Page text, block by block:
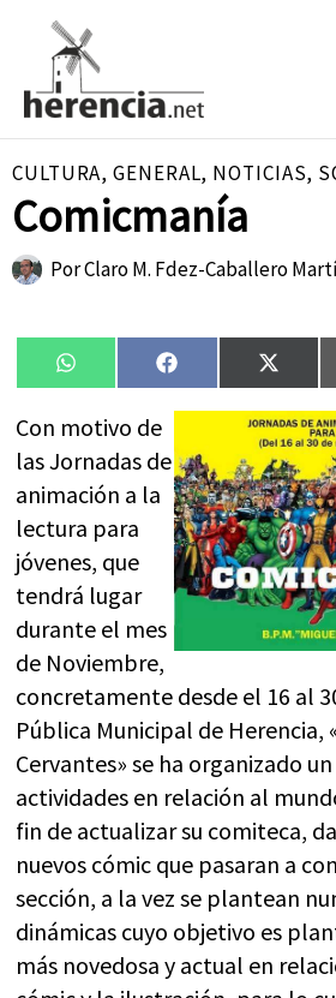
contenido
CULTURA,GENERAL, NOTICIAS,
Comicmanía
PorClaro M. Fdez-Caballero
Compartir
en
WhatsAppCompartir
en
Facebook
en
X
Con motivo de
las Jornadas de
animación a la
lectura para
jóvenes, que
tendrá lugar
durante el mes
de Noviembre,
concretamente desde el 16 al
Pública Municipal de Herencia,
Cervantes» se ha organizado
actividades en relación al
fin de actualizar su comiteca,
nuevos cómic que pasaran a
sección, a la vez se plantean
dinámicas cuyo objetivo es
más novedosa y actual en